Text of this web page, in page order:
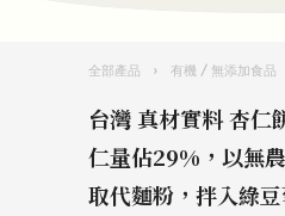
全部產品 › 有機 / 無添加食品
台灣 真材實料 杏仁
仁量佔29%，以無
取代麵粉，拌入綠